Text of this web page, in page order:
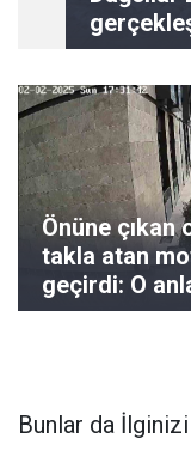
Önüne
takla atan
geçirdi: O
Bunlar da